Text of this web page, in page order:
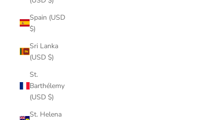
Spain (USD
$)
Sri Lanka
(USD $)
St.
Barthélemy
(USD $)
St. Helena